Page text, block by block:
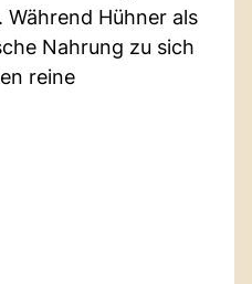
Während Hühner als
Nahrung zu sich
reine